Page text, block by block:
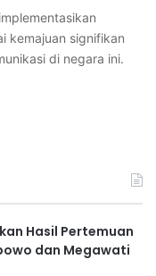
kemajuan signifikan
di negara ini.
Hasil Pertemuan
dan Megawati